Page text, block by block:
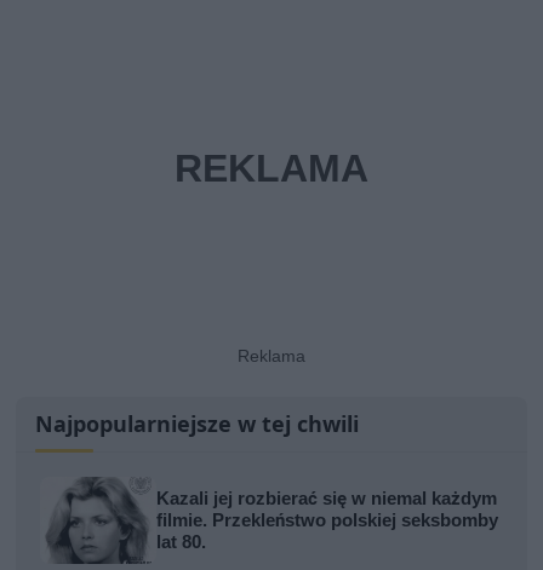
Najpopularniejsze w tej chwili
Kazali jej rozbierać się w niemal każdym
filmie. Przekleństwo polskiej seksbomby
lat 80.